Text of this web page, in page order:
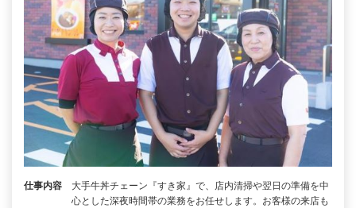
仕事内容
大手牛丼チェーン『すき家』で、店内清掃や翌日の準備を中
心とした深夜時間帯の業務をお任せします。お客様の来店も